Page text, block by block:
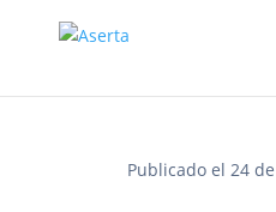
Publicado el 24